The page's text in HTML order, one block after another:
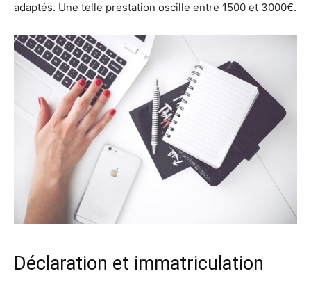
adaptés. Une telle prestation oscille entre 1500 et 3000€.
Déclaration et immatriculation